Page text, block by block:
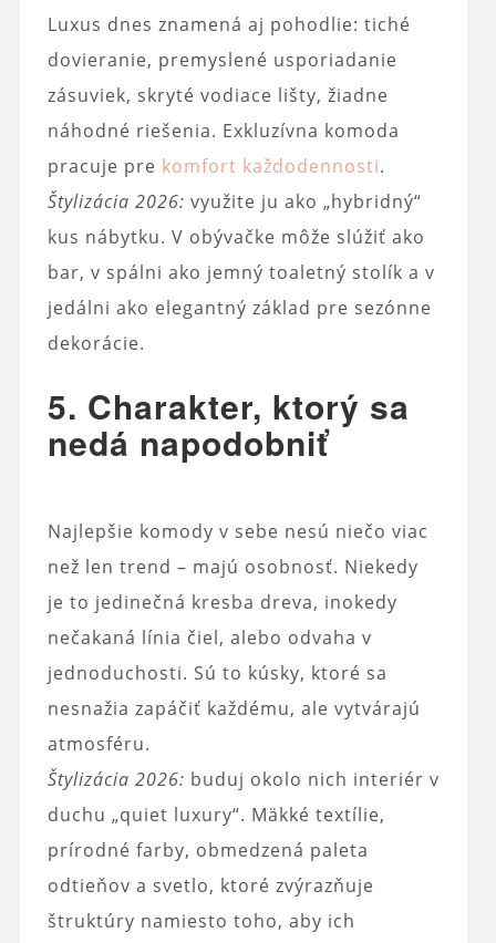
Luxus dnes znamená aj pohodlie: tiché
dovieranie, premyslené usporiadanie
zásuviek, skryté vodiace lišty, žiadne
náhodné riešenia. Exkluzívna komoda
pracuje pre komfort každodennosti.
Štylizácia 2026: využite ju ako „hybridný“
kus nábytku. V obývačke môže slúžiť ako
bar, v spálni ako jemný toaletný stolík a v
jedálni ako elegantný základ pre sezónne
dekorácie.
5. Charakter, ktorý sa
nedá napodobniť
Najlepšie komody v sebe nesú niečo viac
než len trend – majú osobnosť. Niekedy
je to jedinečná kresba dreva, inokedy
nečakaná línia čiel, alebo odvaha v
jednoduchosti. Sú to kúsky, ktoré sa
nesnažia zapáčiť každému, ale vytvárajú
atmosféru.
Štylizácia 2026: buduj okolo nich interiér v
duchu „quiet luxury“. Mäkké textílie,
prírodné farby, obmedzená paleta
odtieňov a svetlo, ktoré zvýrazňuje
štruktúry namiesto toho, aby ich